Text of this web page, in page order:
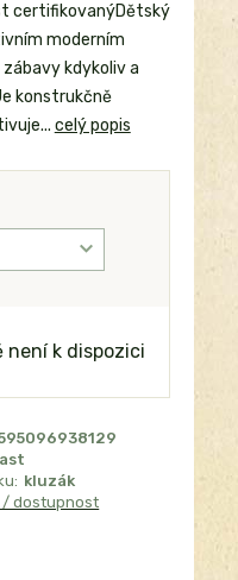
certifikovanýDětský
moderním
kdykoliv a
konstrukčně
celý popis
není k dispozici
kluzák
/ dostupnost